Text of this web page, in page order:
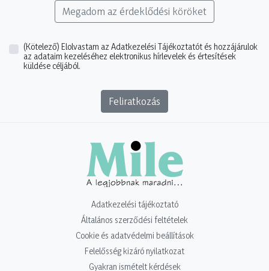
Megadom az érdeklődési köröket
(Kötelező) Elolvastam az Adatkezelési Tájékoztatót és hozzájárulok
az adataim kezeléséhez elektronikus hírlevelek és értesítések
küldése céljából.
Feliratkozás
Adatkezelési tájékoztató
Általános szerződési feltételek
Cookie és adatvédelmi beállítások
Felelősség kizáró nyilatkozat
Gyakran ismételt kérdések